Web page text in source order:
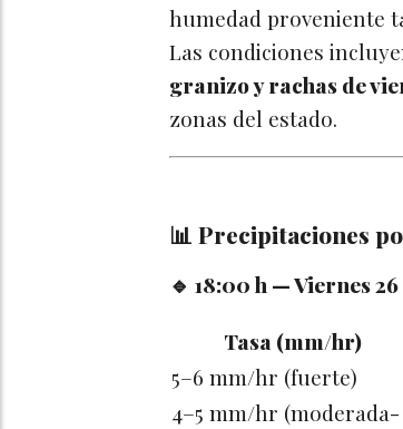
humedad proveniente
Las condiciones
granizo y rachas de
zonas del estado.
📊 Precipitaciones
🔹 18:00 h — Viernes
Tasa (mm/hr)
5–6 mm/hr (fuerte)
4–5 mm/hr (moderada-